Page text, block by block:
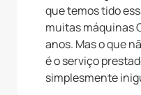
que temos tido
muitas máquinas
anos. Mas o que
é o serviço
simplesmente